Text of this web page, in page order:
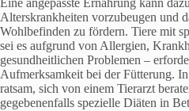
Eine angepasste Ernährung kann
Alterskrankheiten vorzubeugen und
Wohlbefinden zu fördern. Tiere mit
sei es aufgrund von Allergien,
gesundheitlichen Problemen –
Aufmerksamkeit bei der Fütterung.
ratsam, sich von einem Tierarzt
gegebenenfalls spezielle Diäten in